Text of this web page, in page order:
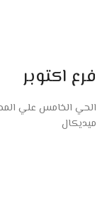
فرع اكتوبر
الحي الخامس علي
ميديكال